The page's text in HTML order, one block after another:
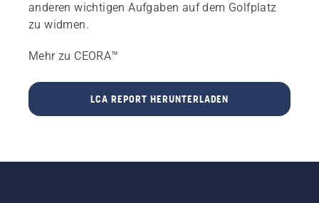
anderen wichtigen Aufgaben auf dem Golfplatz
zu widmen.
Mehr zu CEORA™
LCA REPORT HERUNTERLADEN